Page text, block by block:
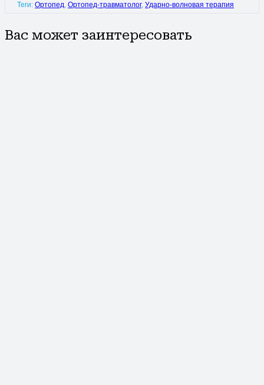
Теги: Ортопед, Ортопед-травматолог, Ударно-волновая терапия
Вас может заинтересовать